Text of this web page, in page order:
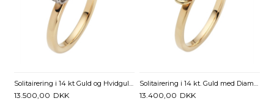
Solitairering i 14 kt Guld og Hvidguld med Diamant - 0,15 ct.
13.500,00 DKK
Solitairering i 14 kt. Guld med Diamant - 0.25 ct.
13.400,00 DKK